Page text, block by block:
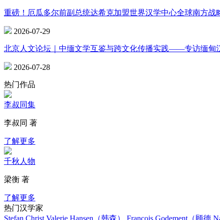
重磅！厄瓜多尔前副总统达希克加盟世界汉学中心全球南方战
2026-07-29
北京人文论坛｜中缅文学互鉴与跨文化传播实践——专访缅甸
2026-07-28
热门作品
李叔同集
李叔同 著
了解更多
千秋人物
梁衡 著
了解更多
热门汉学家
Stefan Christ Valerie Hansen（韩森） François Godement（顾德